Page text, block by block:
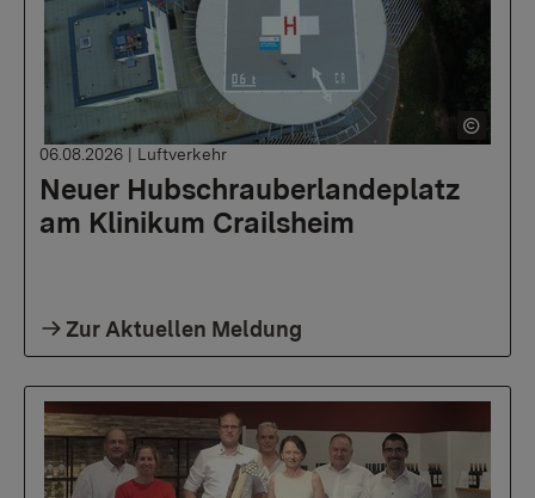
Neuer Hubschrauberlandeplatz
am Klinikum Crailsheim
06.08.2026 | Luftverkehr
Zur Aktuellen Meldung